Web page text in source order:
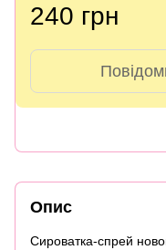
240 грн
Опис
Сироватка-спрей